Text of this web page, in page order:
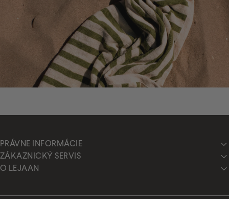
PRÁVNE INFORMÁCIE
ZÁKAZNICKÝ SERVIS
O LEJAAN